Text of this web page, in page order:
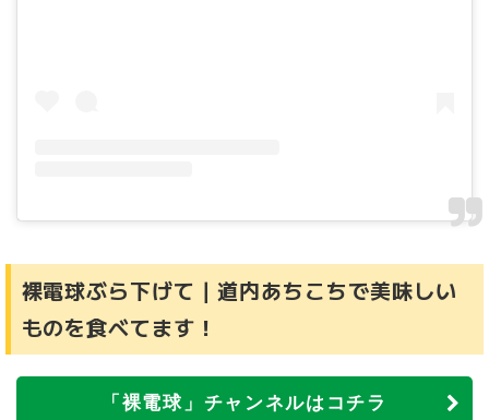
裸電球ぶら下げて｜道内あちこちで美味しい
ものを食べてます！
「裸電球」チャンネルはコチラ